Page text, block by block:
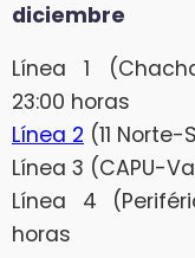
diciembre
Línea 1
23:00 horas
Línea 2 (11
Línea 3 (CAPU-
Línea 4
horas